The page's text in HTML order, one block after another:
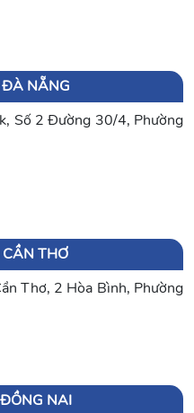
NẴNG
Số 2 Đường 30/4, Phường
THƠ
Thơ, 2 Hòa Bình, Phường
NAI